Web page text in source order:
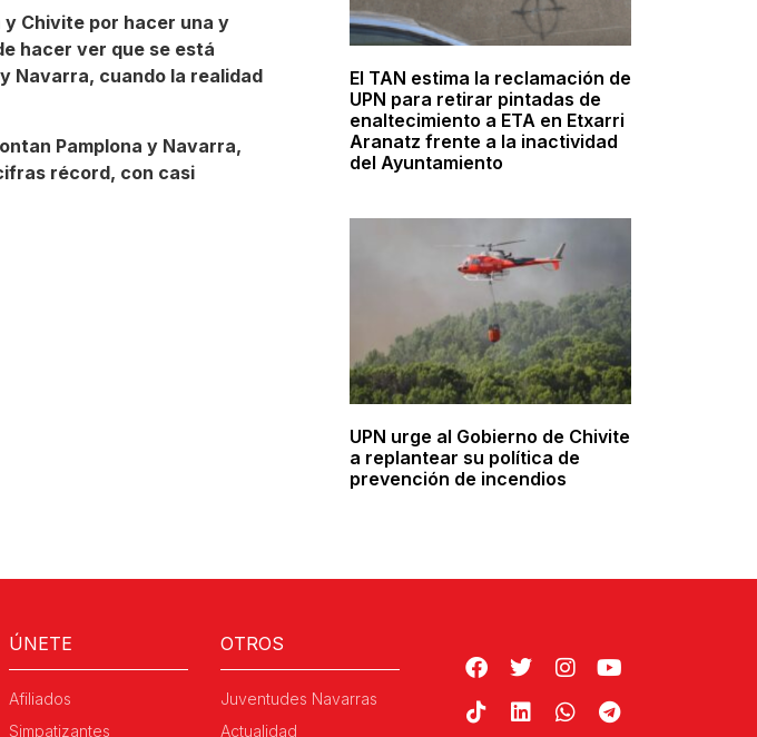
y Chivite por hacer una y
hacer ver que se está
Navarra, cuando la realidad
Pamplona y Navarra,
récord, con casi
El TAN estima la reclamación de
UPN para retirar pintadas de
enaltecimiento a ETA en Etxarri
Aranatz frente a la inactividad
del Ayuntamiento
UPN urge al Gobierno de Chivite
a replantear su política de
prevención de incendios
ÚNETE
Afiliados
Simpatizantes
OTROS
Juventudes Navarras
Actualidad